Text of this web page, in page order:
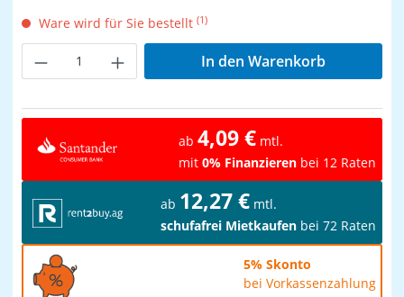
Ware wird für Sie bestellt (1)
Produkt Anzahl: Gib den gewünschten
In den Warenkorb
ab 4,09 € mtl.
mit 0% Finanzieren bei 12 Raten
ab 12,27 € mtl.
schufafrei Mietkaufen bei 72 Raten
5% Skonto
bei Vorkassenzahlung